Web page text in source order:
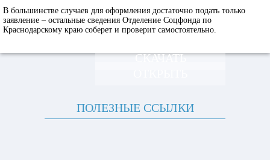
В большинстве случаев для оформления достаточно подать только
заявление – остальные сведения Отделение Соцфонда по
Краснодарскому краю соберет и проверит самостоятельно.
СКАЧАТЬ
ПОЛЕЗНЫЕ ССЫЛКИ